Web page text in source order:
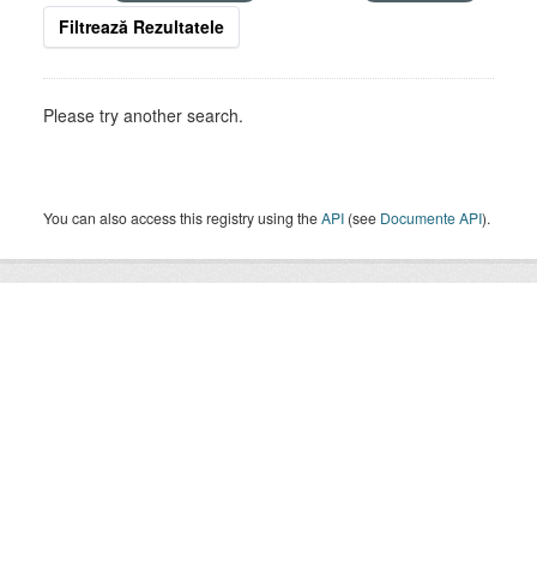
Filtrează Rezultatele
Please try another search.
You can also access this registry using theAPI (see Documente API).